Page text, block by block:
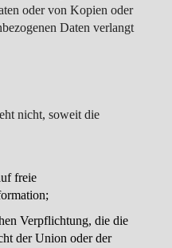
oder von Kopien oder
Daten verlangt
nicht, soweit die
freie
Verpflichtung, die die
der Union oder der